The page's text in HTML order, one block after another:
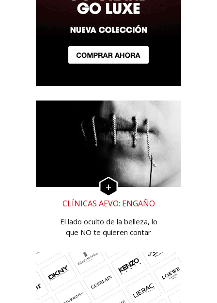
CLÍNICAS AEVO: ENGAÑO
El lado oculto de la belleza, lo
que NO te quieren contar